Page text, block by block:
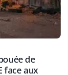
de
face aux